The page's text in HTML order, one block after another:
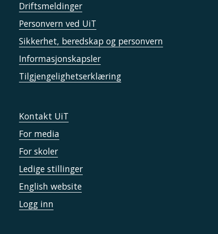
Driftsmeldinger
Personvern ved UiT
Sikkerhet, beredskap og personvern
Informasjonskapsler
Tilgjengelighetserklæring
Kontakt UiT
For media
For skoler
Ledige stillinger
English website
Logg inn